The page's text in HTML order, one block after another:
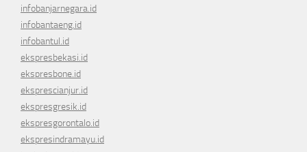
infobanjarnegara.id
infobantaeng.id
infobantul.id
ekspresbekasi.id
ekspresbone.id
eksprescianjur.id
ekspresgresik.id
ekspresgorontalo.id
ekspresindramayu.id